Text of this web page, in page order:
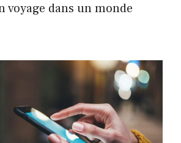
voyage dans un monde